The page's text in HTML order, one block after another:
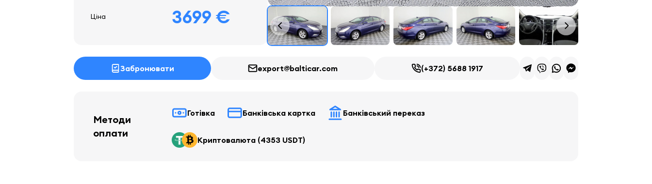
Ціна 3699 €
Забронювати export@balticar.com (+372) 5688 1917
Методи
оплати
Готівка Банківська картка Банківський переказ
Криптовалюта (4353 USDT)